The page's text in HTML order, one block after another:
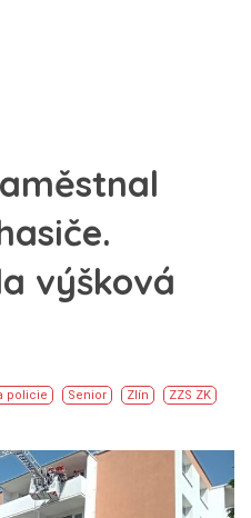
výšková
policie Senior Zlín
ZZS ZK